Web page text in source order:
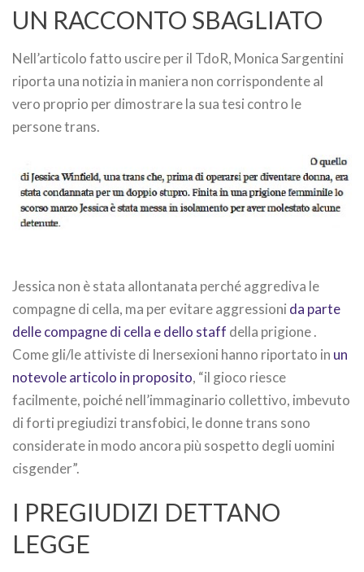
UN RACCONTO SBAGLIATO
Nell’articolo fatto uscire per il TdoR, Monica Sargentini
riporta una notizia in maniera non corrispondente al
vero proprio per dimostrare la sua tesi contro le
persone trans.
Jessica non è stata allontanata perché aggrediva le
compagne di cella, ma per evitare aggressioni da parte
delle compagne di cella e dello staff della prigione .
Come gli/le attiviste di Inersexioni hanno riportato in un
notevole articolo in proposito, “il gioco riesce
facilmente, poiché nell’immaginario collettivo, imbevuto
di forti pregiudizi transfobici, le donne trans sono
considerate in modo ancora più sospetto degli uomini
cisgender”.
I PREGIUDIZI DETTANO
LEGGE